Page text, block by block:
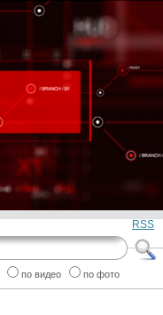
RSS
по видео по фото